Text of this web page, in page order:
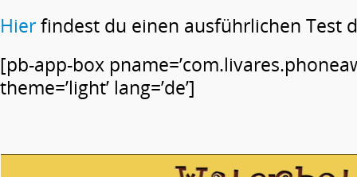
Hierfindest du einen ausführlichen Test
[pb-app-box
theme=’light’ lang=’de’]